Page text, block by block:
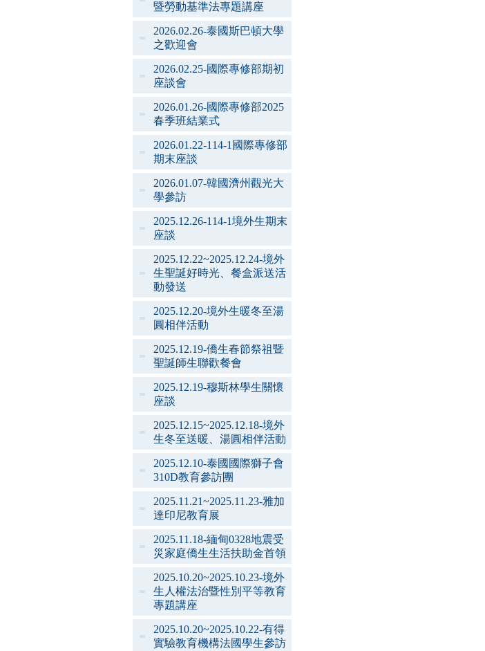
暨勞動基準法專題講座
2026.02.26-泰國斯巴頓大學
之歡迎會
2026.02.25-國際專修部期初
座談會
2026.01.26-國際專修部2025
春季班結業式
2026.01.22-114-1國際專修部
期末座談
2026.01.07-韓國濟州觀光大
學參訪
2025.12.26-114-1境外生期末
座談
2025.12.22~2025.12.24-境外
生聖誕好時光、餐盒派送活
動發送
2025.12.20-境外生暖冬至湯
圓相伴活動
2025.12.19-僑生春節祭祖暨
聖誕師生聯歡餐會
2025.12.19-穆斯林學生關懷
座談
2025.12.15~2025.12.18-境外
生冬至送暖、湯圓相伴活動
2025.12.10-泰國國際獅子會
310D教育參訪團
2025.11.21~2025.11.23-雅加
達印尼教育展
2025.11.18-緬甸0328地震受
災家庭僑生生活扶助金首領
2025.10.20~2025.10.23-境外
生人權法治暨性別平等教育
專題講座
2025.10.20~2025.10.22-有得
實驗教育機構法國學生參訪